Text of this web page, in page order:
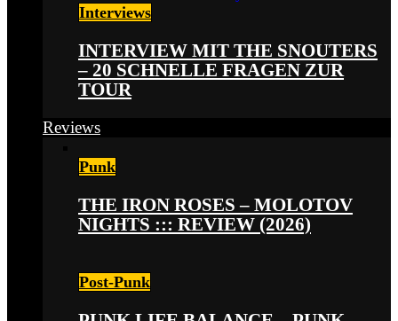
Interviews
INTERVIEW MIT THE SNOUTERS
– 20 SCHNELLE FRAGEN ZUR
TOUR
Reviews
Punk
THE IRON ROSES – MOLOTOV
NIGHTS ::: REVIEW (2026)
Post-Punk